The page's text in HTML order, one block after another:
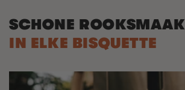
SCHONE ROOKSMAAK
IN ELKE BISQUETTE